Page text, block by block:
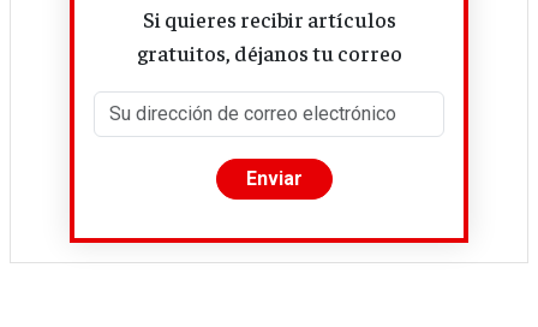
Si quieres recibir artículos
gratuitos, déjanos tu correo